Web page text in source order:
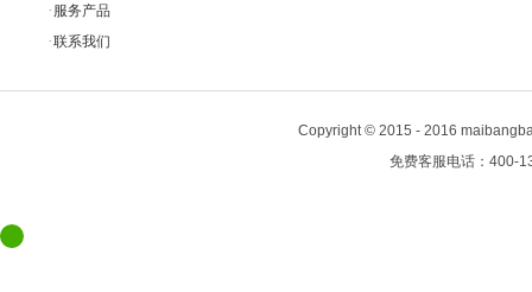
· 服务产品
·联系我们
Copyright© 2015 - 2016
免费客服电话：400-